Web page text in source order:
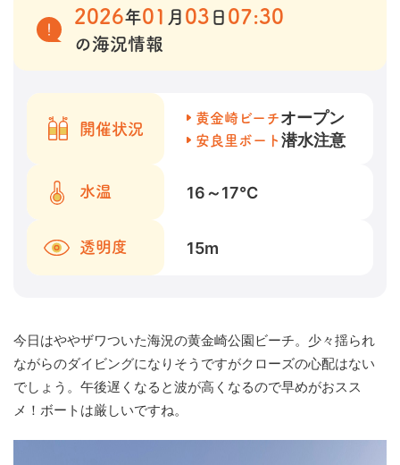
2026年01 月 03 日 07:30
の海況情報
開催状況
黄金崎ビーチオープン
安良里ボート 潜水注意
水温 16～17℃
透明度 15m
今日はややザワついた海況の黄金崎公園ビーチ。少々揺られ
ながらのダイビングになりそうですがクローズの心配はない
でしょう。午後遅くなると波が高くなるので早めがおスス
メ！ボートは厳しいですね。